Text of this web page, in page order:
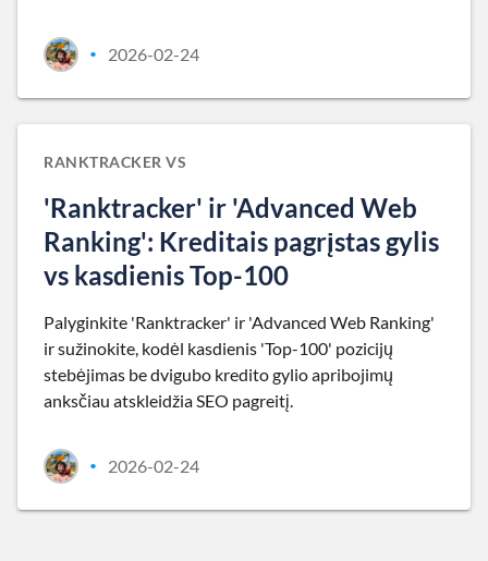
• 2026-02-24
RANKTRACKER VS
'Ranktracker' ir 'Advanced Web
Ranking': Kreditais pagrįstas gylis
vs kasdienis Top-100
Palyginkite 'Ranktracker' ir 'Advanced Web Ranking'
ir sužinokite, kodėl kasdienis 'Top-100' pozicijų
stebėjimas be dvigubo kredito gylio apribojimų
anksčiau atskleidžia SEO pagreitį.
• 2026-02-24